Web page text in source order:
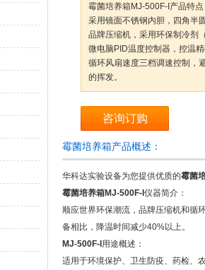
霉菌培养箱MJ-500F-I产品特
采用镜面不锈钢内胆，四角半
品牌压缩机，采用环保制冷剂
微电脑PID温度控制器，控温
循环风扇速度三档调速控制，
的挥发。
咨询订购
霉菌培养箱产品概述：
华科达实验设备为您提供优质的霉菌
霉菌培养箱MJ-500F-I 仪器简介：
顺应世界环保潮流，品牌压缩机和循
备相比，降温时间减少40%以上。
MJ-500F-I 用途概述：
适用于环境保护、卫生防疫、药检、